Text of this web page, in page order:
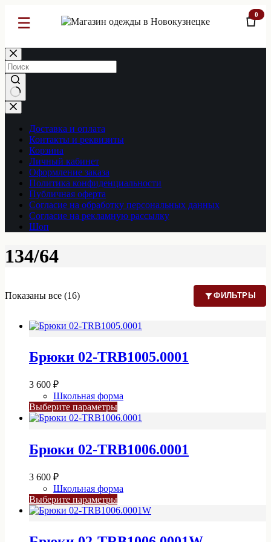
☰ 0
Перейти
к
сути
Ничего
не
найденоДоставка и оплата
Контакты и реквизиты
Корзина
Личный кабинет
Оформление заказа
Политика конфиденциальности
Публичная оферта
Согласие на обработку персональных данных
Согласие на рекламную рассылку
Шоп
134/64
Показаны все (16) ФИЛЬТРЫ
Брюки 02-TRB1005.0001
3 600 ₽
Школьная форма
Выберите параметрыЭтот
товар
вариаций.
на
странице
товара.
Брюки 02-TRB1006.0001
3 600 ₽
Школьная форма
Выберите параметрыЭтот
товар